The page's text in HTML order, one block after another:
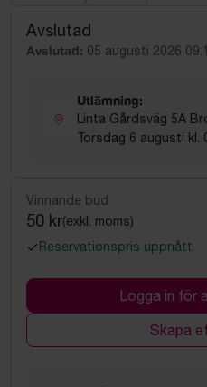
Avslutad
Avslutad: 05 augusti 2026
Utlämning:
Linta Gårdsväg 5A
Torsdag 6 augusti kl.
Vinnande bud
50 kr(exkl. moms)
Reservationspris uppnått
Logga in för
Skapa